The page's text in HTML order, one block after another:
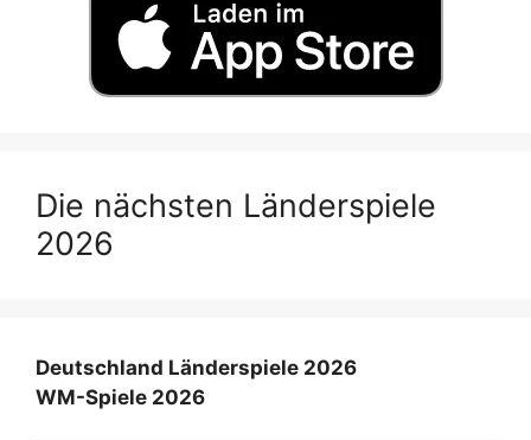
Die nächsten Länderspiele
2026
Deutschland Länderspiele 2026
WM-Spiele 2026